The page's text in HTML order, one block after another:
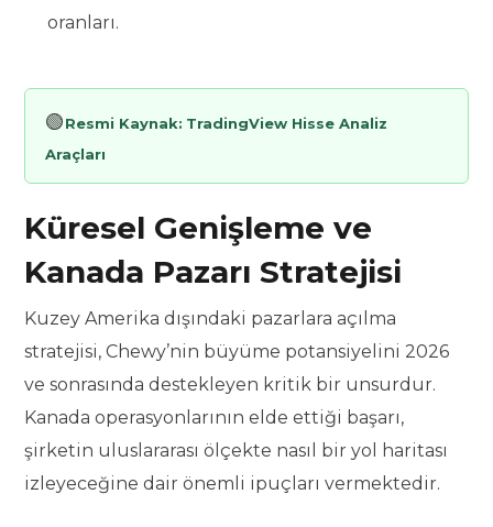
oranları.
🟢Resmi Kaynak: TradingView Hisse Analiz
Araçları
Küresel Genişleme ve
Kanada Pazarı Stratejisi
Kuzey Amerika dışındaki pazarlara açılma
stratejisi, Chewy’nin büyüme potansiyelini 2026
ve sonrasında destekleyen kritik bir unsurdur.
Kanada operasyonlarının elde ettiği başarı,
şirketin uluslararası ölçekte nasıl bir yol haritası
izleyeceğine dair önemli ipuçları vermektedir.